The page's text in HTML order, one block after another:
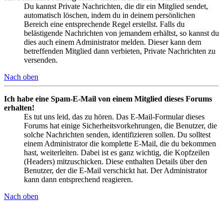
Du kannst Private Nachrichten, die dir ein Mitglied sendet,
automatisch löschen, indem du in deinem persönlichen
Bereich eine entsprechende Regel erstellst. Falls du
belästigende Nachrichten von jemandem erhältst, so kannst du
dies auch einem Administrator melden. Dieser kann dem
betreffenden Mitglied dann verbieten, Private Nachrichten zu
versenden.
Nach oben
Ich habe eine Spam-E-Mail von einem Mitglied dieses Forums
erhalten!
Es tut uns leid, das zu hören. Das E-Mail-Formular dieses
Forums hat einige Sicherheitsvorkehrungen, die Benutzer, die
solche Nachrichten senden, identifizieren sollen. Du solltest
einem Administrator die komplette E-Mail, die du bekommen
hast, weiterleiten. Dabei ist es ganz wichtig, die Kopfzeilen
(Headers) mitzuschicken. Diese enthalten Details über den
Benutzer, der die E-Mail verschickt hat. Der Administrator
kann dann entsprechend reagieren.
Nach oben